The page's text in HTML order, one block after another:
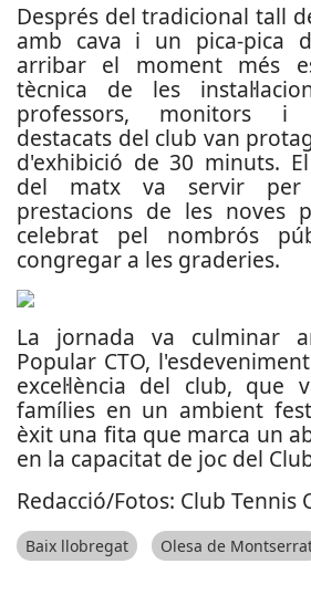
Després del tradicional tall
amb cava i un pica-pica
arribar el moment més
tècnica de les
professors, monitors i
destacats del club van
d'exhibició de 30 minuts.
del matx va servir per
prestacions de les noves
celebrat pel nombrós
congregar a les graderies.
La jornada va culminar
Popular CTO,
excel·lència del club, que
famílies en un ambient
èxit una fita que marca un
en la capacitat de joc del
Redacció/Fotos: Club Tennis
Baix llobregat Olesa de